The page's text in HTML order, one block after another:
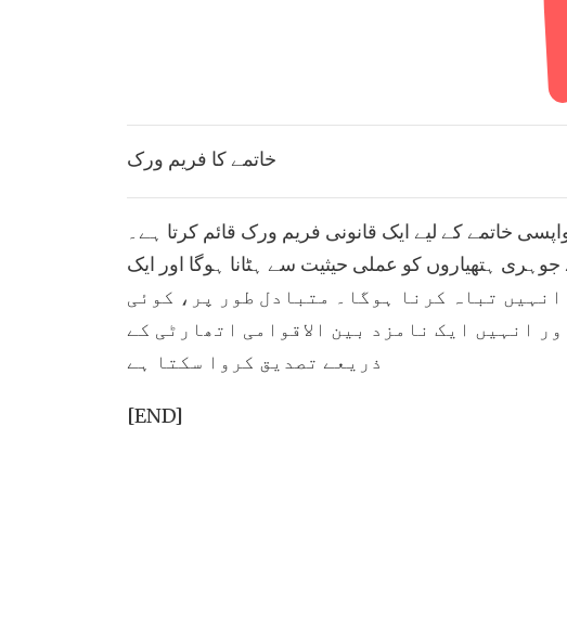
خاتمے کا فریم ورک
خاتمے کے لیے ایک قانونی فریم ورک قائم کرتا ہے۔
ہتھیاروں کو عملی حیثیت سے ہٹانا ہوگا اور ایک
مقرر کردہ وقت کی حد کے اندر (زیادہ سے زیادہ 10 سال میں) انہیں تباہ کرنا ہوگا۔ متبادل طور پر، کوئی
انہیں ایک نامزد بین الاقوامی اتھارٹی کے
ذریعے تصدیق کروا سکتا ہے
[END]